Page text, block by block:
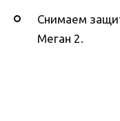
Снимаем
Меган 2.